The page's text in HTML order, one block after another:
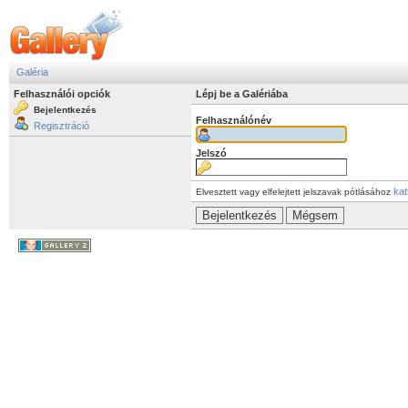
Galéria
Felhasználói opciók
Bejelentkezés
Regisztráció
Lépj be a Galériába
Felhasználónév
Jelszó
Elvesztett vagy elfelejtett jelszavak pótlásához